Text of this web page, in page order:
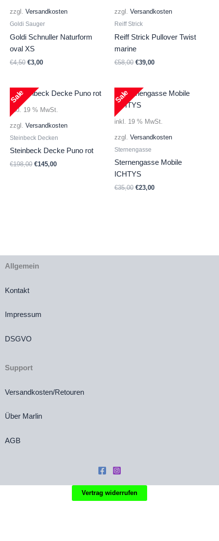
zzgl. Versandkosten
Goldi Sauger
Goldi Schnuller Naturform
oval XS
€4,50 Ursprünglicher
€4,50
€3,00Aktueller
zzgl. Versandkosten
Reiff Strick
Reiff Strick Pullover Twist
marine
€58,00 Ursprünglicher
€58,00
€39,00Aktueller
inkl. 19 % MwSt.
zzgl. Versandkosten
Steinbeck Decken
Steinbeck Decke Puno rot
€198,00 Ursprünglicher
€145,00Aktueller
Sale
inkl. 19 % MwSt.
zzgl. Versandkosten
Sternengasse
Sternengasse Mobile
ICHTYS
€35,00 Ursprünglicher
€23,00Aktueller
Sale
Allgemein
Kontakt
Impressum
DSGVO
Support
Versandkosten/Retouren
Über Marlin
AGB
Vertrag widerrufen